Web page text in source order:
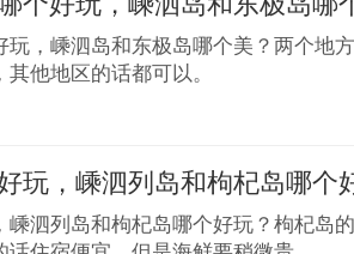
玩，嵊泗岛和东极岛哪个美？两个地
他地区的话都可以。
玩，嵊泗列岛和枸杞岛哪个
嵊泗列岛和枸杞岛哪个好玩？枸杞岛